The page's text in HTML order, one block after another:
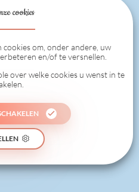
cookies
cookies om, onder andere, uw
en/of te versnellen.
over welke cookies u wenst in te